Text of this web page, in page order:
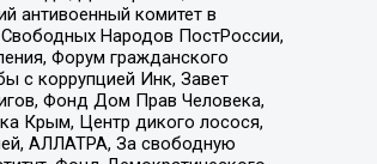
антивоенный комитет в
Народов ПостРоссии,
Форум гражданского
с коррупцией Инк, Завет
Фонд Дом Прав Человека,
Крым, Центр дикого лосося,
АЛЛАТРА, За свободную